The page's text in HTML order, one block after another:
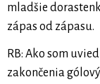
mladšie
zápas od zápasu.
RB: Ako som
zakončenia